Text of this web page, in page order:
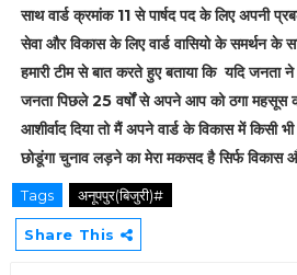
साथ वार्ड क्रमांक 11 से पार्षद पद के लिए अपनी
सेवा और विकास के लिए वार्ड वासियो के समर्थन के
हमारी टीम से बात करते हुए बताया कि यदि जनता ने
जनता पिछले 25 वर्षों से अपने आप को ठगा महसूस
आशीर्वाद दिया तो मैं अपने वार्ड के विकास में किसी
छोडूंगा चुनाव लड़ने का मेरा मकसद है सिर्फ विकास
Tags अनूपपुर(बिजुरी)#
Share This